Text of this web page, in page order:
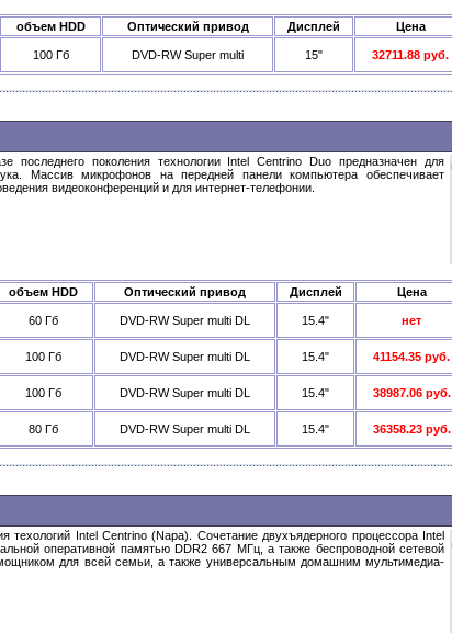
объем HDD Оптический привод Дисплей Цена
100 Гб DVD-RW Super multi 15" 32711.88 руб.
поколения технологии Intel Centrino Duo предназначен для
Массив микрофонов на передней панели компьютера обеспечивает
видеоконференций и для интернет-телефонии.
объем HDD Оптический привод Дисплей Цена
60 Гб DVD-RW Super multi DL 15.4" нет
100 Гб DVD-RW Super multi DL 15.4" 41154.35 руб.
100 Гб DVD-RW Super multi DL 15.4" 38987.06 руб.
80 Гб DVD-RW Super multi DL 15.4" 36358.23 руб.
техологий Intel Centrino (Napa). Сочетание двухъядерного процессора Intel
оперативной памятью DDR2 667 МГц, а также беспроводной сетевой
для всей семьи, а также универсальным домашним мультимедиа-